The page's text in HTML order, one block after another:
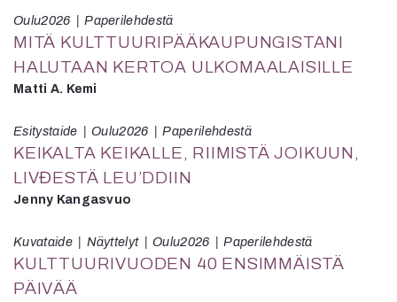
Oulu2026 Paperilehdestä
MITÄ KULTTUURIPÄÄKAUPUNGISTANI
HALUTAAN KERTOA ULKOMAALAISILLE
Matti A. Kemi
Esitystaide Oulu2026 Paperilehdestä
KEIKALTA KEIKALLE, RIIMISTÄ JOIKUUN,
LIVĐESTÄ LEU’DDIIN
Jenny Kangasvuo
Kuvataide Näyttelyt Oulu2026 Paperilehdestä
KULTTUURIVUODEN 40 ENSIMMÄISTÄ
PÄIVÄÄ